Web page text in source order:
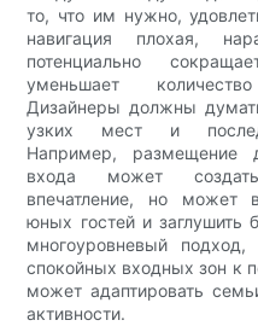
то, что им нужно,
навигация плохая,
потенциально
уменьшает
Дизайнеры должны
узких мест и
Например, размещение
входа может
впечатление, но может
юных гостей и заглушить
многоуровневый
спокойных входных зон к
может адаптировать
активности.